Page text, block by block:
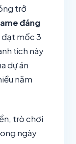
trở
đáng
đạt mốc 3
tích này
dự án
năm
trò chơi
ngày